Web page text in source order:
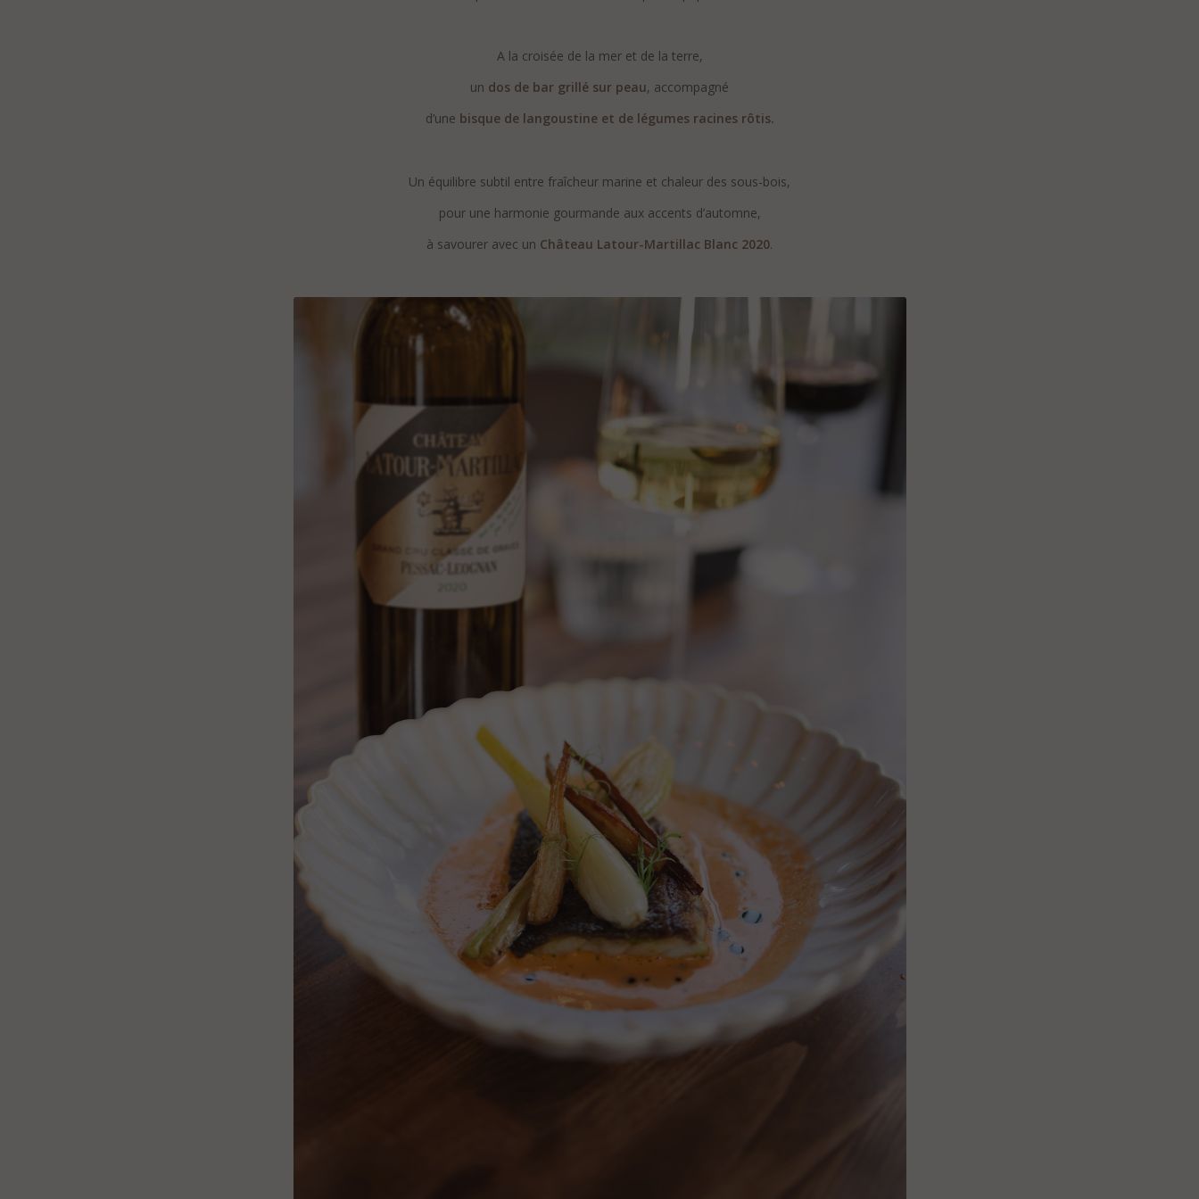
A la croisée de la mer et de la terre,
un dos de bar grillé sur peau, accompagné
d’une bisque de langoustine et de légumes racines rôtis.
Un équilibre subtil entre fraîcheur marine et chaleur des sous-bois,
pour une harmonie gourmande aux accents d’automne,
à savourer avec un Château Latour-Martillac Blanc 2020.